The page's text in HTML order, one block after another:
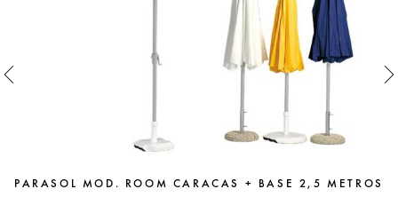
PARASOL MOD. ROOM CARACAS + BASE 2,5 METROS